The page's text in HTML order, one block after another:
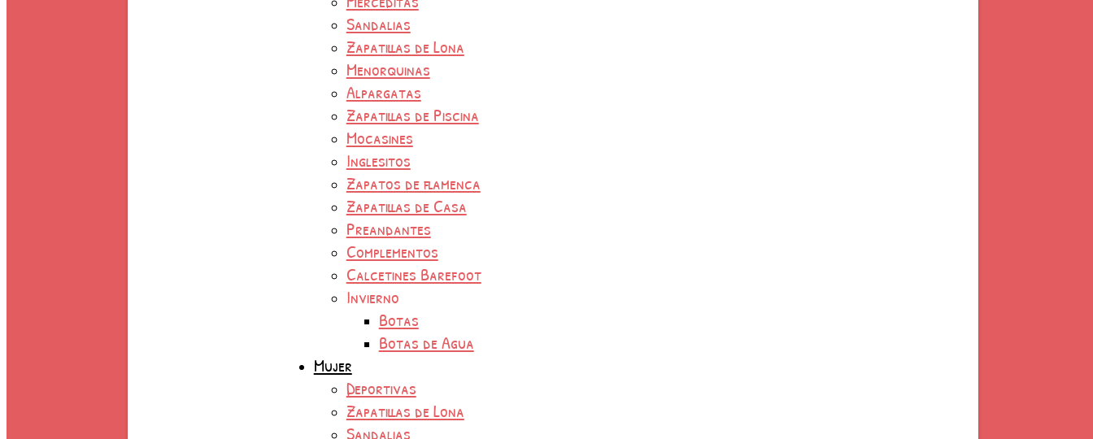
Sandalias
Zapatillas de Lona
Menorquinas
Alpargatas
Zapatillas de Piscina
Mocasines
Inglesitos
Zapatos de flamenca
Zapatillas de Casa
Preandantes
Complementos
Calcetines Barefoot
Invierno
Botas
Botas de Agua
Mujer
Deportivas
Zapatillas de Lona
Sandalias